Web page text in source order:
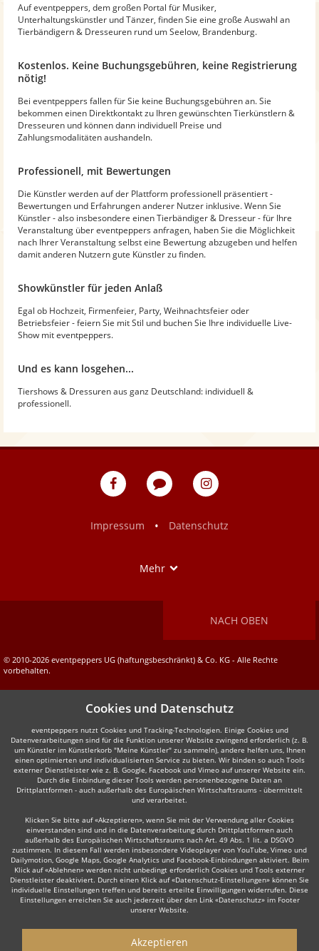
Auf eventpeppers, dem großen Portal für Musiker,
Unterhaltungskünstler und Tänzer, finden Sie eine große Auswahl an
Tierbändigern & Dresseuren rund um Seelow, Brandenburg.
Kostenlos. Keine Buchungsgebühren, keine Registrierung
nötig!
Bei eventpeppers fallen für Sie keine Buchungsgebühren an. Sie
bekommen einen Direktkontakt zu Ihren gewünschten Tierkünstlern &
Dresseuren und können dann individuell Preise und
Zahlungsmodalitäten aushandeln.
Professionell, mit Bewertungen
Die Künstler werden auf der Plattform professionell präsentiert -
Bewertungen und Erfahrungen anderer Nutzer inklusive. Wenn Sie
Künstler - also insbesondere einen Tierbändiger & Dresseur - für Ihre
Veranstaltung über eventpeppers anfragen, haben Sie die Möglichkeit
nach Ihrer Veranstaltung selbst eine Bewertung abzugeben und helfen
damit anderen Nutzern gute Künstler zu finden.
Showkünstler für jeden Anlaß
Egal ob Hochzeit, Firmenfeier, Party, Weihnachtsfeier oder
Betriebsfeier - feiern Sie mit Stil und buchen Sie Ihre individuelle Live-
Show mit eventpeppers.
Und es kann losgehen...
Tiershows & Dressuren aus ganz Deutschland: individuell &
professionell.
eventpeppers
Blog
eventpeppers
Impressum
• Datenschutz
Mehr
NACH OBEN
© 2010-2026 eventpeppers UG (haftungsbeschränkt) & Co. KG - Alle Rechte
vorbehalten.
Cookies und Datenschutz
eventpeppers nutzt Cookies und Tracking-Technologien. Einige Cookies und
Datenverarbeitungen sind für die Funktion unserer Website zwingend erforderlich (z. B.
um Künstler im Künstlerkorb "Meine Künstler" zu sammeln), andere helfen uns, Ihnen
einen optimierten und individualisierten Service zu bieten. Wir binden so auch Tools
externer Dienstleister wie z. B. Google, Facebook und Vimeo auf unserer Website ein.
Durch die Einbindung dieser Tools werden personenbezogene Daten an
Drittplattformen - auch außerhalb des Europäischen Wirtschaftsraums - übermittelt
und verarbeitet.
Klicken Sie bitte auf «Akzeptieren», wenn Sie mit der Verwendung aller Cookies
einverstanden sind und in die Datenverarbeitung durch Drittplattformen auch
außerhalb des Europäischen Wirtschaftsraums nach Art. 49 Abs. 1 lit. a DSGVO
zustimmen. In diesem Fall werden insbesondere Videoplayer von YouTube, Vimeo und
Dailymotion, Google Maps, Google Analytics und Facebook-Einbindungen aktiviert. Beim
Klick auf «Ablehnen» werden nicht unbedingt erforderlich Cookies und Tools externer
Dienstleister deaktiviert. Durch einen Klick auf «Datenschutz-Einstellungen» können Sie
individuelle Einstellungen treffen und bereits erteilte Einwilligungen widerrufen. Diese
Einstellungen erreichen Sie auch jederzeit über den Link «Datenschutz» im Footer
unserer Website.
Akzeptieren